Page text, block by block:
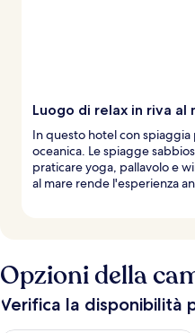
Luogo di relax in riva al
In questo hotel con
oceanica. Le spiagge
praticare yoga, pallavolo e
al mare rende l'esperienza
Opzioni della
Verifica la disponibilità